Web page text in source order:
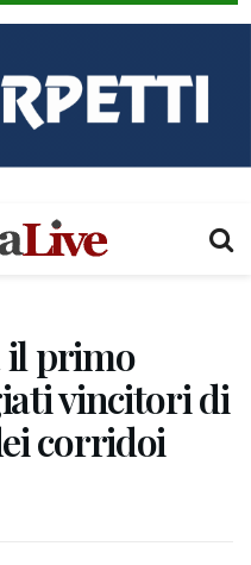
primo
vincitori di
corridoi